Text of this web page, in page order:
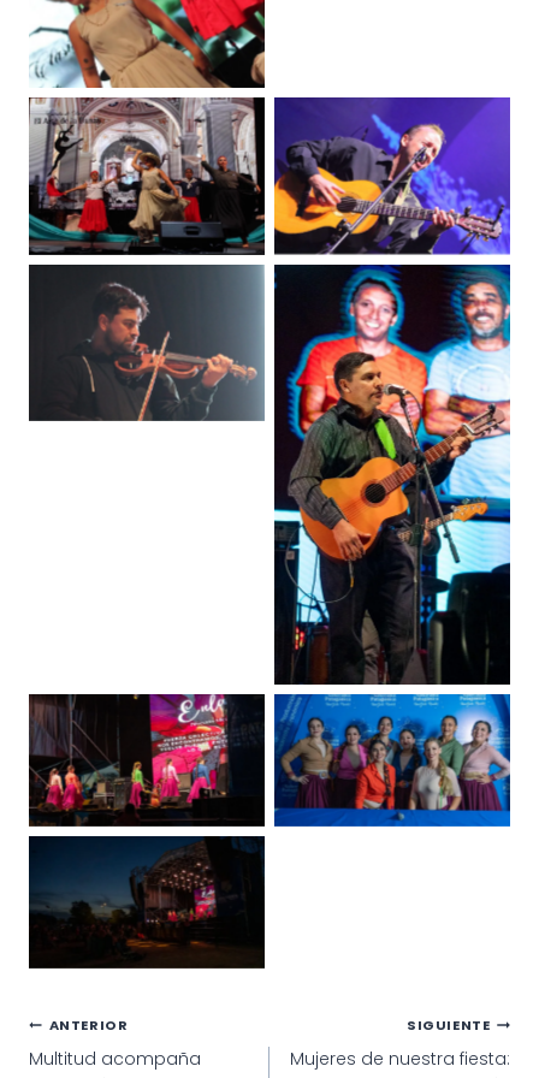
Navegación
ANTERIOR
Multitud acompaña
SIGUIENTE
Mujeres de nuestra fiesta: